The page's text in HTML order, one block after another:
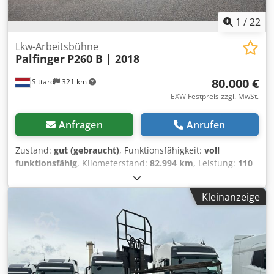
1 /22
Sittard 321 km
Lkw-Arbeitsbühne
Palfinger P260 B | 2018
80.000 €
EXW Festpreis zzgl. MwSt.
Anfragen Anrufen
Zustand: gut (gebraucht), Funktionsfähigkeit: voll
funktionsfähig, Kilometerstand: 82.994 km, Leistung: 110
, Kraftstofftyp:Diesel
kg, Reifenzustand:80 %, Achsen-Konfiguration:4x2,
, Farbe:Blau, Anzahl
, Emissionsklasse:Euro5
, Gesamtlänge:6.680 mm
, Gesamthöhe:2.950 mm, Baujahr:2018 , Ausstattung:
ABS, Airbag, Bordcomputer, Elektronisches
Stabilitätsprogramm (ESP), Klimaanlage,
Kleinanzeige